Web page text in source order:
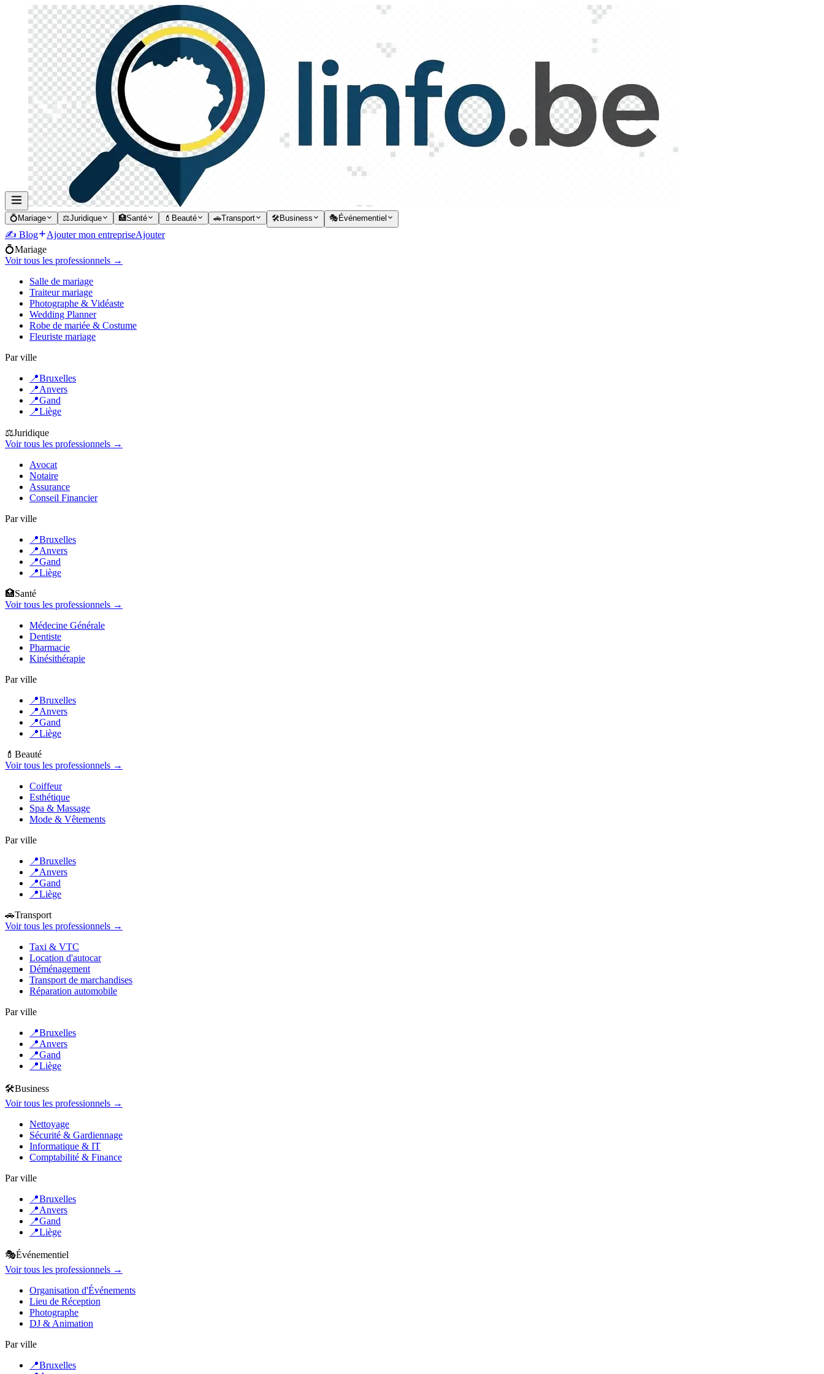
💍 Mariage ⚖️Juridique 🏥Santé 💄 Beauté 🚗Transport 🛠️Business 🎭 Événementiel
✍️ Blog Ajouter mon entrepriseAjouter
💍Mariage
Voir tous les professionnels →
Salle de mariage
Traiteur mariage
Photographe & Vidéaste
Wedding Planner
Robe de mariée & Costume
Fleuriste mariage
Par ville
📍Bruxelles
📍Anvers
📍Gand
📍Liège
⚖️Juridique
Voir tous les professionnels →
Avocat
Notaire
Assurance
Conseil Financier
Par ville
📍Bruxelles
📍Anvers
📍Gand
📍Liège
🏥Santé
Voir tous les professionnels →
Médecine Générale
Dentiste
Pharmacie
Kinésithérapie
Par ville
📍Bruxelles
📍Anvers
📍Gand
📍Liège
💄 Beauté
Voir tous les professionnels →
Coiffeur
Esthétique
Spa & Massage
Mode & Vêtements
Par ville
📍Bruxelles
📍Anvers
📍Gand
📍Liège
🚗Transport
Voir tous les professionnels →
Taxi & VTC
Location d'autocar
Déménagement
Transport de marchandises
Réparation automobile
Par ville
📍Bruxelles
📍Anvers
📍Gand
📍Liège
🛠️Business
Voir tous les professionnels →
Nettoyage
Sécurité & Gardiennage
Informatique & IT
Comptabilité & Finance
Par ville
📍Bruxelles
📍Anvers
📍Gand
📍Liège
🎭Événementiel
Voir tous les professionnels →
Organisation d'Événements
Lieu de Réception
Photographe
DJ & Animation
Par ville
📍Bruxelles